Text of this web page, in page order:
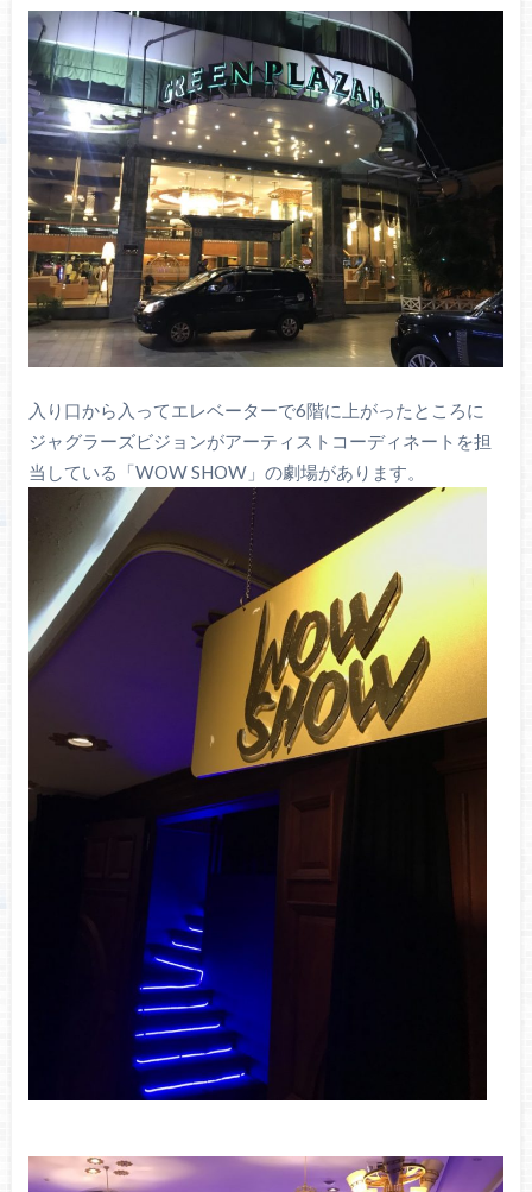
入り口から入ってエレベーターで6階に上がったところに
ジャグラーズビジョンがアーティストコーディネートを担
当している「WOW SHOW」の劇場があります。